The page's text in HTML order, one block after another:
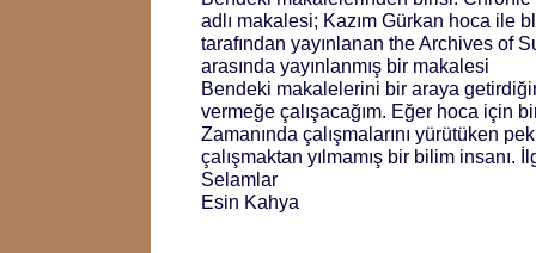
adlı makalesi; Kazım Gürkan hoca ile
tarafından yayınlanan the Archives of
arasında yayınlanmış bir makalesi
Bendeki makalelerini bir araya
vermeğe çalışacağım. Eğer hoca için
Zamanında çalışmalarını yürütüken
çalışmaktan yılmamış bir bilim insanı.
Selamlar
Esin Kahya